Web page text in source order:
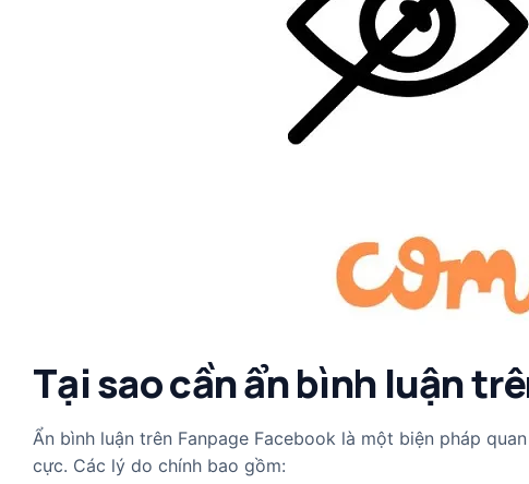
Tại sao cần ẩn bình luận
Ẩn bình luận trên Fanpage Facebook là một biện pháp
cực. Các lý do chính bao gồm: